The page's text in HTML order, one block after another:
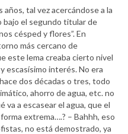
tal vez acercándose a la
el segundo titular de
césped y flores”. En
más cercano de
este lema creaba cierto nivel
escasísimo interés. No era
dos décadas o tres, todo
ahorro de agua, etc. no
va a escasear el agua, que el
extrema….? – Bahhh, eso
no está demostrado, ya